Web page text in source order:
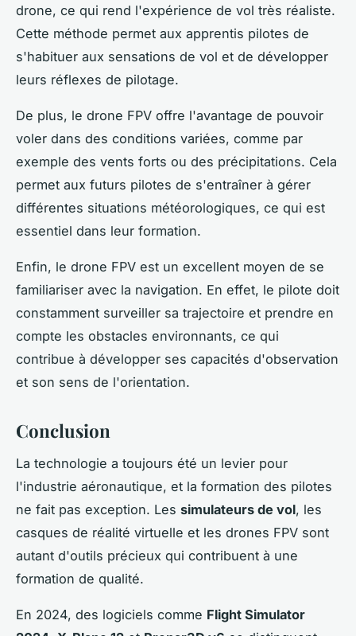
drone, ce qui rend l'expérience de vol très réaliste.
Cette méthode permet aux apprentis pilotes de
s'habituer aux sensations de vol et de développer
leurs réflexes de pilotage.
De plus, le drone FPV offre l'avantage de pouvoir
voler dans des conditions variées, comme par
exemple des vents forts ou des précipitations. Cela
permet aux futurs pilotes de s'entraîner à gérer
différentes situations météorologiques, ce qui est
essentiel dans leur formation.
Enfin, le drone FPV est un excellent moyen de se
familiariser avec la navigation. En effet, le pilote doit
constamment surveiller sa trajectoire et prendre en
compte les obstacles environnants, ce qui
contribue à développer ses capacités d'observation
et son sens de l'orientation.
Conclusion
La technologie a toujours été un levier pour
l'industrie aéronautique, et la formation des pilotes
ne fait pas exception. Les simulateurs de vol, les
casques de réalité virtuelle et les drones FPV sont
autant d'outils précieux qui contribuent à une
formation de qualité.
En 2024, des logiciels comme Flight Simulator